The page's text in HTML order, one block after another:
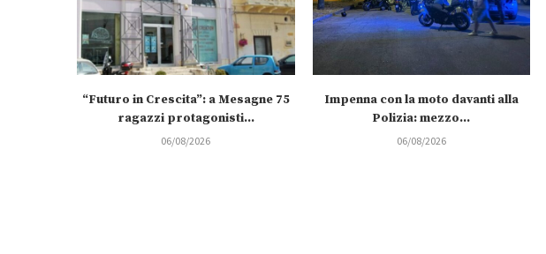
“Futuro in Crescita”: a Mesagne 75
ragazzi protagonisti...
06/08/2026
Impenna con la moto davanti alla
Polizia: mezzo...
06/08/2026